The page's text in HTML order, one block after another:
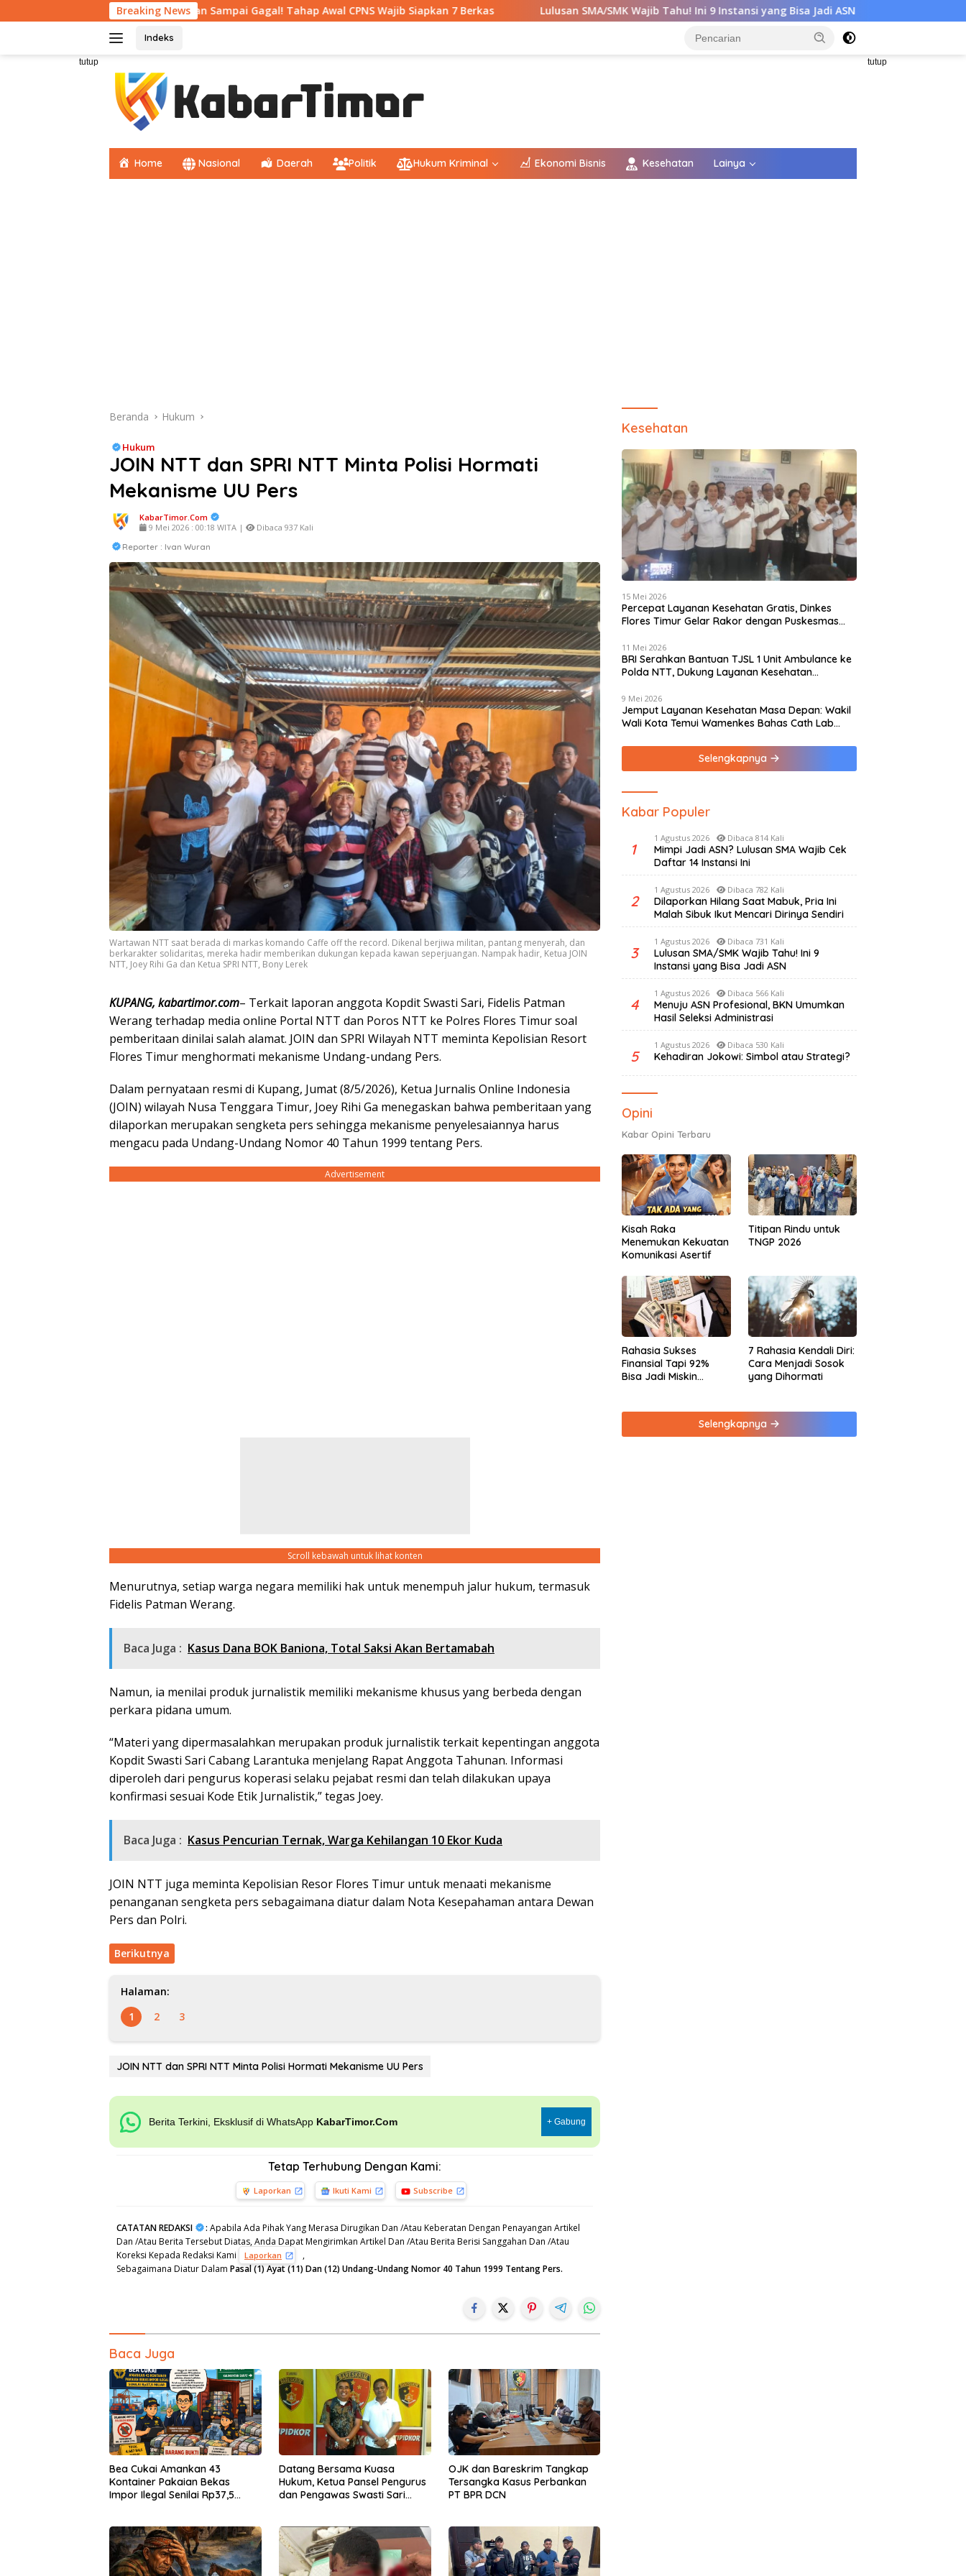
ke
Breaking News
Jangan Sampai Gagal! Tahap Awal CPNS Wajib Siapkan 7 Berkas Lulusan SMA/SMK Wajib Tahu! Ini 9 Instansi yang Bisa Jadi ASN Mimpi Jadi ASN? Lulusan
Indeks
tutup tutup
Home Nasional Daerah Politik Hukum Kriminal Ekonomi Bisnis Kesehatan Lainya
Beranda Hukum
Hukum
JOIN NTT dan SPRI NTT Minta Polisi Hormati
Mekanisme UU Pers
KabarTimor.com
9 Mei 2026 : 00:18 WITA |
Dibaca 937 Kali
Reporter : Ivan Wuran
Wartawan NTT saat berada di markas komando Caffe off the record. Dikenal berjiwa militan, pantang menyerah, dan
berkarakter solidaritas, mereka hadir memberikan dukungan kepada kawan seperjuangan. Nampak hadir, Ketua JOIN
NTT, Joey Rihi Ga dan Ketua SPRI NTT, Bony Lerek
KUPANG, kabartimor.com– Terkait laporan anggota Kopdit Swasti Sari, Fidelis Patman
Werang terhadap media online Portal NTT dan Poros NTT ke Polres Flores Timur soal
pemberitaan dinilai salah alamat. JOIN dan SPRI Wilayah NTT meminta Kepolisian Resort
Flores Timur menghormati mekanisme Undang-undang Pers.
Dalam pernyataan resmi di Kupang, Jumat (8/5/2026), Ketua Jurnalis Online Indonesia
(JOIN) wilayah Nusa Tenggara Timur, Joey Rihi Ga menegaskan bahwa pemberitaan yang
dilaporkan merupakan sengketa pers sehingga mekanisme penyelesaiannya harus
mengacu pada Undang-Undang Nomor 40 Tahun 1999 tentang Pers.
Advertisement
Scroll kebawah untuk lihat konten
Menurutnya, setiap warga negara memiliki hak untuk menempuh jalur hukum, termasuk
Fidelis Patman Werang.
Baca Juga : Kasus Dana BOK Baniona, Total Saksi Akan Bertamabah
Namun, ia menilai produk jurnalistik memiliki mekanisme khusus yang berbeda dengan
perkara pidana umum.
“Materi yang dipermasalahkan merupakan produk jurnalistik terkait kepentingan anggota
Kopdit Swasti Sari Cabang Larantuka menjelang Rapat Anggota Tahunan. Informasi
diperoleh dari pengurus koperasi selaku pejabat resmi dan telah dilakukan upaya
konfirmasi sesuai Kode Etik Jurnalistik,” tegas Joey.
Baca Juga : Kasus Pencurian Ternak, Warga Kehilangan 10 Ekor Kuda
JOIN NTT juga meminta Kepolisian Resor Flores Timur untuk menaati mekanisme
penanganan sengketa pers sebagaimana diatur dalam Nota Kesepahaman antara Dewan
Pers dan Polri.
Berikutnya
Halaman:
1
2 3
JOIN NTT dan SPRI NTT Minta Polisi Hormati Mekanisme UU Pers
Berita Terkini, Eksklusif di WhatsApp KabarTimor.Com + Gabung
Tetap Terhubung Dengan Kami:
Laporkan Ikuti Kami Subscribe
CATATAN REDAKSI : Apabila Ada Pihak Yang Merasa Dirugikan Dan /Atau Keberatan Dengan Penayangan Artikel
Dan /Atau Berita Tersebut Diatas, Anda Dapat Mengirimkan Artikel Dan /Atau Berita Berisi Sanggahan Dan /Atau
Koreksi Kepada Redaksi Kami
Laporkan
,
Sebagaimana Diatur Dalam Pasal (1) Ayat (11) Dan (12) Undang-Undang Nomor 40 Tahun 1999 Tentang Pers.
Baca Juga
Bea Cukai Amankan 43
Kontainer Pakaian Bekas
Impor Ilegal Senilai Rp37,5
Datang Bersama Kuasa
Hukum, Ketua Pansel Pengurus
dan Pengawas Swasti Sari
OJK dan Bareskrim Tangkap
Tersangka Kasus Perbankan
PT BPR DCN
Kesehatan
15 Mei 2026
Percepat Layanan Kesehatan Gratis, Dinkes
Flores Timur Gelar Rakor dengan Puskesmas
11 Mei 2026
BRI Serahkan Bantuan TJSL 1 Unit Ambulance ke
Polda NTT, Dukung Layanan Kesehatan
9 Mei 2026
Jemput Layanan Kesehatan Masa Depan: Wakil
Wali Kota Temui Wamenkes Bahas Cath Lab
Selengkapnya
Kabar Populer
1
1 Agustus 2026 Dibaca 814 Kali
Mimpi Jadi ASN? Lulusan SMA Wajib Cek
Daftar 14 Instansi Ini
2
1 Agustus 2026 Dibaca 782 Kali
Dilaporkan Hilang Saat Mabuk, Pria Ini
Malah Sibuk Ikut Mencari Dirinya Sendiri
3
1 Agustus 2026 Dibaca 731 Kali
Lulusan SMA/SMK Wajib Tahu! Ini 9
Instansi yang Bisa Jadi ASN
4
1 Agustus 2026 Dibaca 566 Kali
Menuju ASN Profesional, BKN Umumkan
Hasil Seleksi Administrasi
5
1 Agustus 2026 Dibaca 530 Kali
Kehadiran Jokowi: Simbol atau Strategi?
Opini
Kabar Opini Terbaru
Kisah Raka
Menemukan Kekuatan
Komunikasi Asertif
Titipan Rindu untuk
TNGP 2026
Rahasia Sukses
Finansial Tapi 92%
Bisa Jadi Miskin
7 Rahasia Kendali Diri:
Cara Menjadi Sosok
yang Dihormati
Selengkapnya